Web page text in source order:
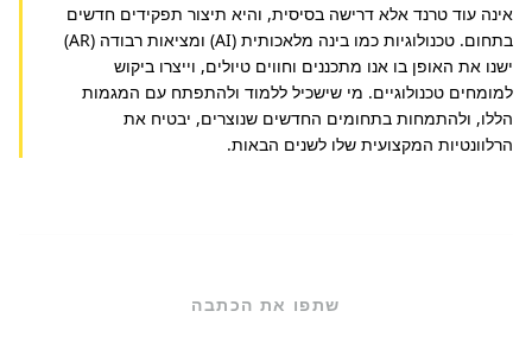
הרלוונטיות המקצועית שלו לשנים הבאות.
שתפו את הכתבה